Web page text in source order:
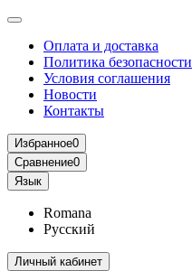
Оплата и доставка
Политика безопасности
Условия соглашения
Новости
Контакты
Избранное0
Сравнение0
Язык
Romana
Русский
Личный кабинет